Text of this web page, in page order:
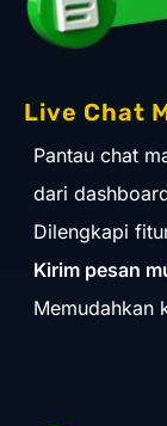
Live Chat
Pantau chat
dari
Dilengkapi
Kirim pesan
Memudahkan